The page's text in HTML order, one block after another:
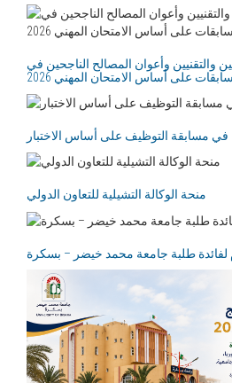
والتقنيين وأعوان المصالح الناجحين في
على أساس الامتحان المهني 2026
في مسابقة التوظيف على أساس الاختبار
منحة الوكالة التشيلية للتعاون الدولي
لفائدة طلبة جامعة محمد خيضر – بسكرة